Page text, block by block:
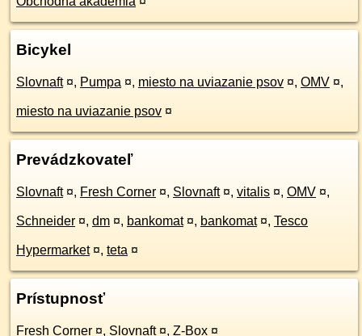
Bicykel
Slovnaft ¤, Pumpa ¤, miesto na uviazanie psov ¤, OMV ¤,
miesto na uviazanie psov ¤
Prevádzkovateľ
Slovnaft ¤, Fresh Corner ¤, Slovnaft ¤, vitalis ¤, OMV ¤,
Schneider ¤, dm ¤, bankomat ¤, bankomat ¤, Tesco
Hypermarket ¤, teta ¤
Prístupnosť
Fresh Corner ¤, Slovnaft ¤, Z-Box ¤